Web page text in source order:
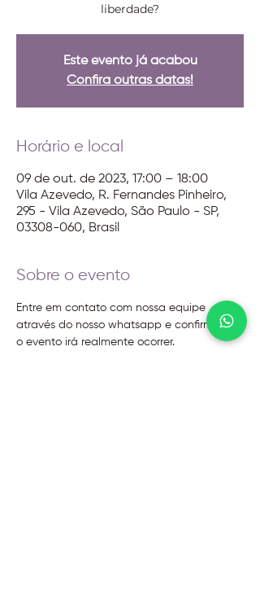
liberdade?
Este evento já acabou
Confira outras datas!
Horário e local
09 de out. de 2023, 17:00 – 18:00
Vila Azevedo, R. Fernandes Pinheiro,
295 - Vila Azevedo, São Paulo - SP,
03308-060, Brasil
Sobre o evento
Entre em contato com nossa equipe
através do nosso whatsapp e confirme se
o evento irá realmente ocorrer.